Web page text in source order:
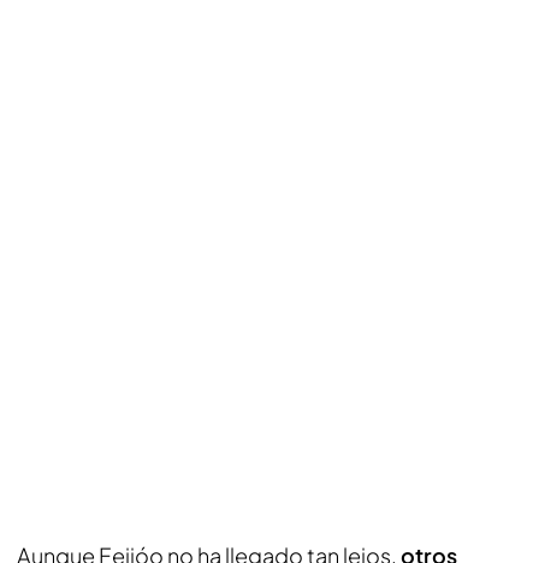
Aunque Feijóo no ha llegado tan lejos, otros